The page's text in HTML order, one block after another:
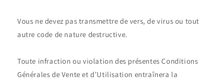
Vous ne devez pas transmettre de vers, de virus ou tout
autre code de nature destructive.
Toute infraction ou violation des présentes Conditions
Générales de Vente et d’Utilisation entraînera la